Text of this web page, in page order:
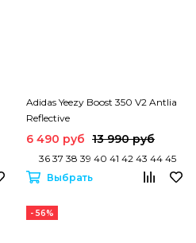
Adidas Yeezy Boost 350 V2 Antlia
Reflective
6 490 руб 13 990 руб
36 37 38 39 40 41 42 43 44 45
Выбрать
- 56%